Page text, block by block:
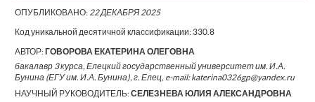
ОПУБЛИКОВАНО: 22 ДЕКАБРЯ 2025
Код уникальной десятичной классификации: 330.8
АВТОР:ГОВОРОВА ЕКАТЕРИНА ОЛЕГОВНА
бакалавр 3 курса, Елецкий государственный университет им. И.А.
Бунина (ЕГУ им. И.А. Бунина), г. Елец, e-mail: katerina0326gp@yandex.ru
НАУЧНЫЙ РУКОВОДИТЕЛЬ:СЕЛЕЗНЕВА ЮЛИЯ АЛЕКСАНДРОВНА